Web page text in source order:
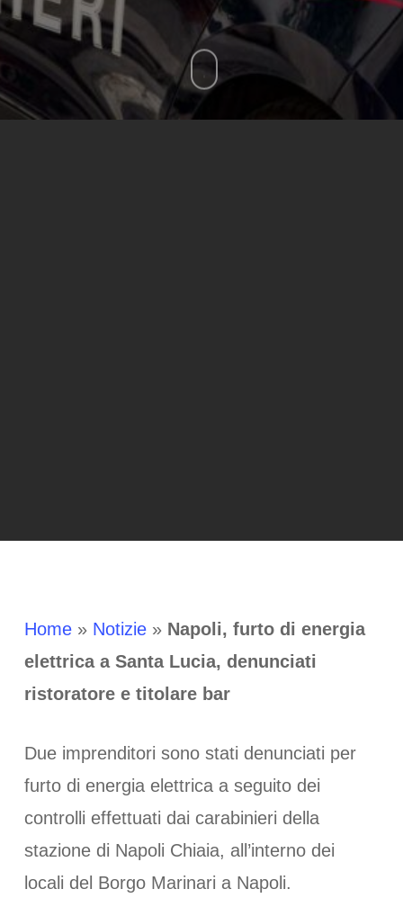
Home» Notizie» Napoli, furto di energia
elettrica a Santa Lucia, denunciati
ristoratore e titolare bar
Due imprenditori sono stati denunciati per
furto di energia elettrica a seguito dei
controlli effettuati dai carabinieri della
stazione di Napoli Chiaia, all’interno dei
locali del Borgo Marinari a Napoli.